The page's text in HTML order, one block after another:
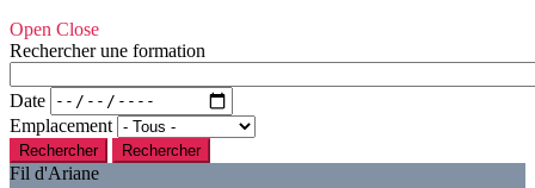
Open Close
Rechercher une formation
Date
Emplacement
Rechercher
Fil d'Ariane